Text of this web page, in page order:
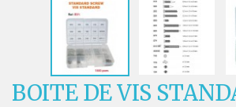
BOITE DE VIS